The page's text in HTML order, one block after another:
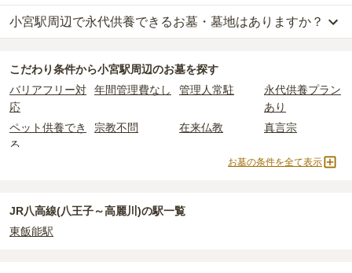
材によって変わります。
使用料のみかかります。
なお、お墓によっては以下の費用が別途かかる場合があります。
・
：お墓を新しく建てた際に行う儀式のための費
用。僧侶に渡すお布施がかかります。
・
正確な費用は、区画や石材の選び方によって大きく変わるため、見
する「合祀墓（ごうしぼ）」と呼ばれるタイプです。個別のお墓に
比べて省スペースで管理の手間がかからないため、費用が安く設定
価格の目安は、1名あたり5万円〜30万円程度です。
小宮駅周辺で安価なお墓を探したい場合は、価格の安い順で並び替
えてお墓を探すのがおすすめです。
八王子市営 甲の原霊園がそれにあたります。
公営霊園は民営の霊園と異なり、契約にあたって応募資格が設けら
主な条件として、遺骨がすでにある、該当の市区町村に一定年数以
上住んでいるなどが挙げられます。
条件を満たさない場合は、申し込み自体ができないことも多いた
め、事前の確認が重要です。
契約条件の詳細は、各霊園のページをご確認いただくか、資料請求
小宮駅周辺には、1件の樹木葬があります。
詳しくは、小宮駅周辺の樹木葬の一覧をご覧ください。
小宮駅周辺で永代供養できるお墓・墓地はありますか？
詳しくは、小宮駅周辺の永代供養の一覧をご覧ください。
こだわり条件から小宮駅周辺のお墓を探す
バリアフリー対
応
年間管理費なし 管理人常駐
永代供養プラン
あり
ペット供養でき
る
宗教不問 在来仏教 真言宗
永代供養墓
公営霊園
お墓の条件を全て表示
JR八高線(八王子～高麗川)の駅一覧
東飯能駅